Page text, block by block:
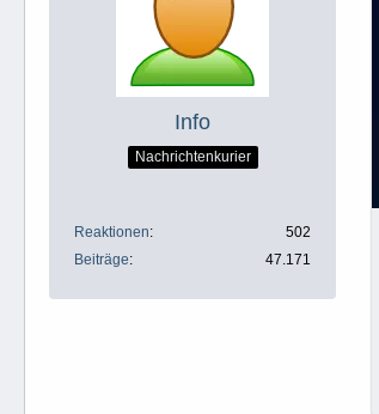
Info
Nachrichtenkurier
Reaktionen
502
Beiträge
47.171